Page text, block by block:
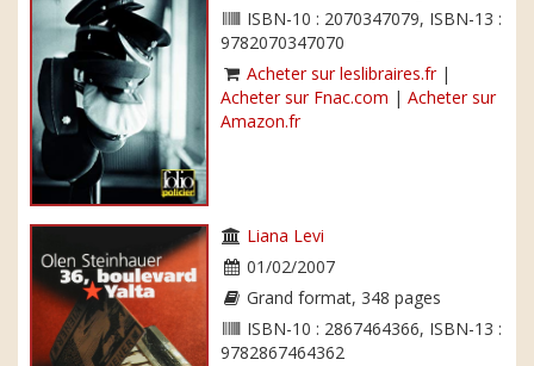
ISBN-10 : 2070347079, ISBN-13 :
9782070347070
Acheter sur leslibraires.fr|
Acheter sur Fnac.com | Acheter sur
Amazon.fr
Liana Levi
01/02/2007
Grand format, 348 pages
ISBN-10 : 2867464366, ISBN-13 :
9782867464362